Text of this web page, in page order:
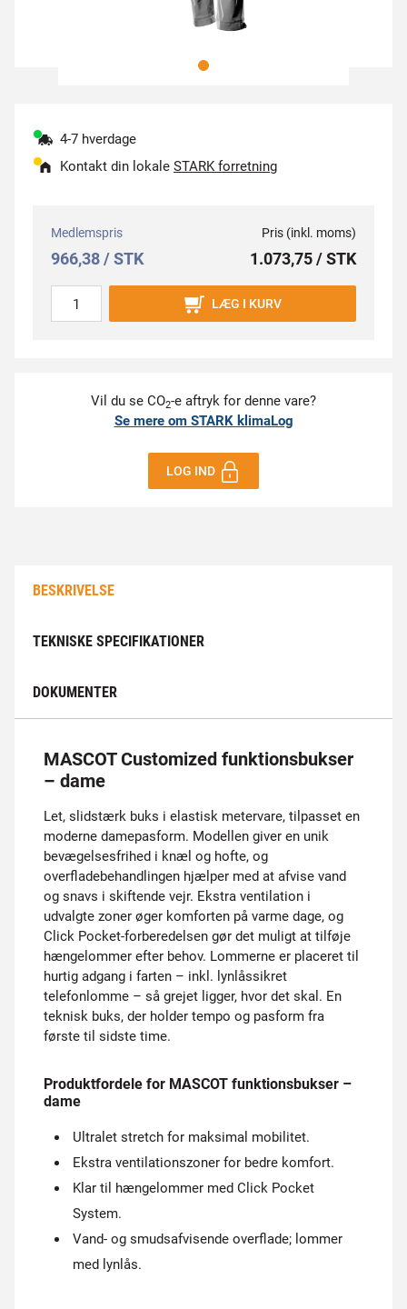
4-7 hverdage
Kontakt din lokale STARK forretning
Medlemspris
966,38 / STK
Pris (inkl. moms)
1.073,75 / STK
LÆG I KURV
Vil du se CO2-e aftryk for denne vare?
Se mere om STARK klimaLog
LOG IND
BESKRIVELSE
TEKNISKE SPECIFIKATIONER
DOKUMENTER
MASCOT Customized funktionsbukser
– dame
Let, slidstærk buks i elastisk metervare, tilpasset en
moderne damepasform. Modellen giver en unik
bevægelsesfrihed i knæl og hofte, og
overfladebehandlingen hjælper med at afvise vand
og snavs i skiftende vejr. Ekstra ventilation i
udvalgte zoner øger komforten på varme dage, og
Click Pocket-forberedelsen gør det muligt at tilføje
hængelommer efter behov. Lommerne er placeret til
hurtig adgang i farten – inkl. lynlåssikret
telefonlomme – så grejet ligger, hvor det skal. En
teknisk buks, der holder tempo og pasform fra
første til sidste time.
Produktfordele for MASCOT funktionsbukser –
dame
Ultralet stretch for maksimal mobilitet.
Ekstra ventilationszoner for bedre komfort.
Klar til hængelommer med Click Pocket
System.
Vand- og smudsafvisende overflade; lommer
med lynlås.